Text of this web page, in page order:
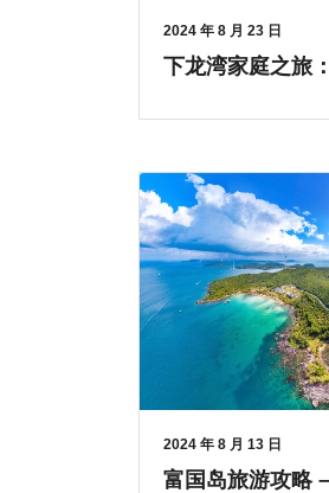
2024 年 8 月 23 日
下龙湾家庭之旅
2024 年 8 月 13 日
富国岛旅游攻略